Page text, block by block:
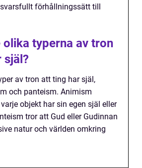
förhållningssätt till
olika typerna av tron
själ?
av tron att ting har själ,
och panteism. Animism
objekt har sin egen själ eller
tror att Gud eller Gudinnan
natur och världen omkring